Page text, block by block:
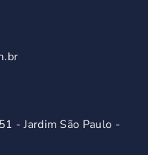
- Jardim São Paulo -